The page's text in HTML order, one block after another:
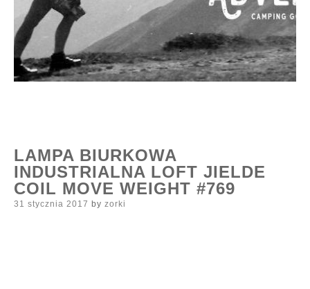
LAMPA BIURKOWA
INDUSTRIALNA LOFT JIELDE
COIL MOVE WEIGHT #769
Posted
31 stycznia 2017 by zorki